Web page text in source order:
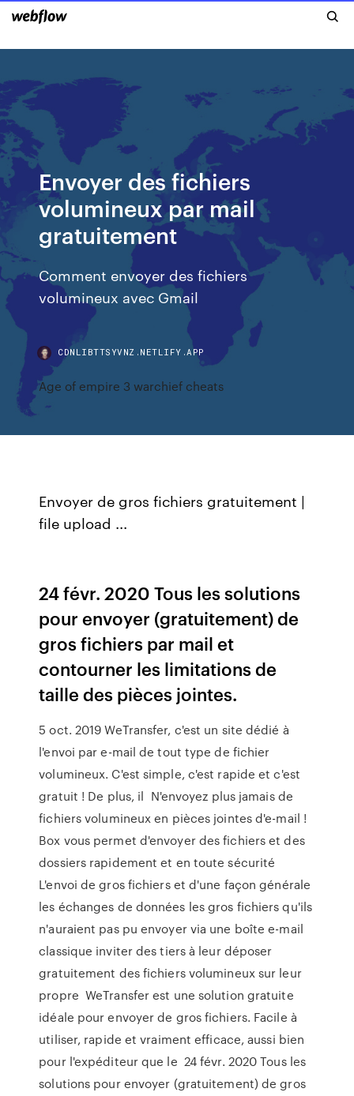
Envoyer des fichiers
volumineux par mail
gratuitement
Comment envoyer des fichiers
volumineux avec Gmail
CDNLIBTTSYVNZ.NETLIFY.APP
Age of empire 3 warchief cheats
Envoyer de gros fichiers gratuitement |
file upload ...
24 févr. 2020 Tous les solutions
pour envoyer (gratuitement) de
gros fichiers par mail et
contourner les limitations de
taille des pièces jointes.
5 oct. 2019 WeTransfer, c'est un site dédié à
l'envoi par e-mail de tout type de fichier
volumineux. C'est simple, c'est rapide et c'est
gratuit ! De plus, il N'envoyez plus jamais de
fichiers volumineux en pièces jointes d'e-mail !
Box vous permet d'envoyer des fichiers et des
dossiers rapidement et en toute sécurité
L'envoi de gros fichiers et d'une façon générale
les échanges de données les gros fichiers qu'ils
n'auraient pas pu envoyer via une boîte e-mail
classique inviter des tiers à leur déposer
gratuitement des fichiers volumineux sur leur
propre WeTransfer est une solution gratuite
idéale pour envoyer de gros fichiers. Facile à
utiliser, rapide et vraiment efficace, aussi bien
pour l'expéditeur que le 24 févr. 2020 Tous les
solutions pour envoyer (gratuitement) de gros